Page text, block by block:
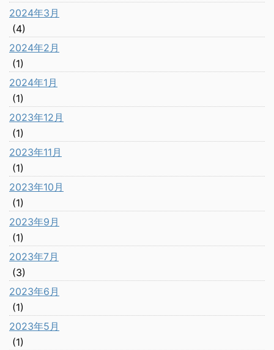
2024年3月
(4)
2024年2月
(1)
2024年1月
(1)
2023年12月
(1)
2023年11月
(1)
2023年10月
(1)
2023年9月
(1)
2023年7月
(3)
2023年6月
(1)
2023年5月
(1)